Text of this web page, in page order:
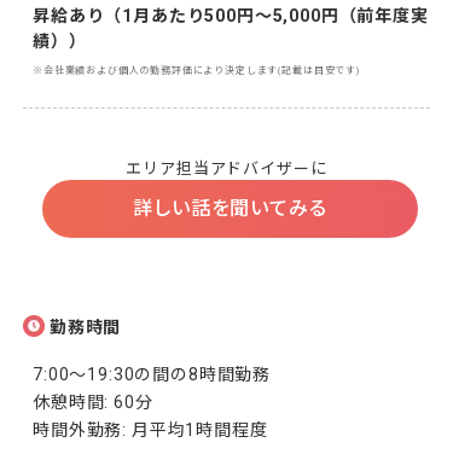
昇給あり（1月あたり500円～5,000円（前年度実
績））
※会社業績および個人の勤務評価により決定します(記載は目安です)
エリア担当アドバイザーに
詳しい話を聞いてみる
勤務時間
7:00～19:30の間の8時間勤務
休憩時間: 60分
時間外勤務: 月平均1時間程度